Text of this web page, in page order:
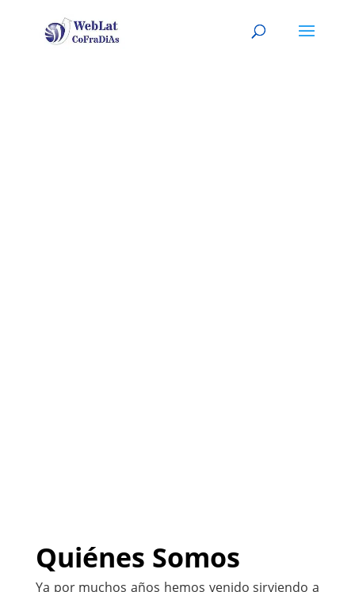
Quiénes Somos
Ya por muchos años hemos venido sirviendo a